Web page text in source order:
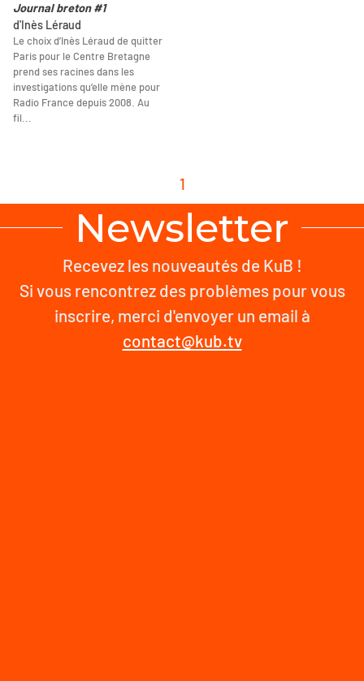
Journal breton #1
d'Inès Léraud
Le choix d’Inès Léraud de quitter
Paris pour le Centre Bretagne
prend ses racines dans les
investigations qu’elle mène pour
Radio France depuis 2008. Au
fil...
1
Newsletter
Recevez les nouveautés de KuB !
Si vous rencontrez des problèmes pour vous
inscrire, merci d'envoyer un email à
contact@kub.tv